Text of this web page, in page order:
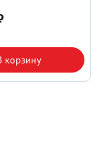
корзину